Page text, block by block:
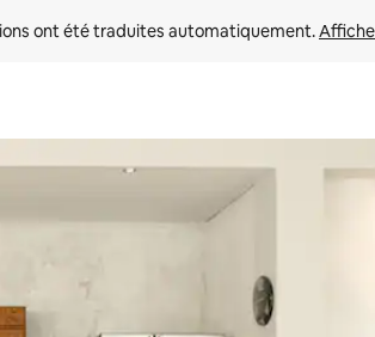
ont été traduites automatiquement.